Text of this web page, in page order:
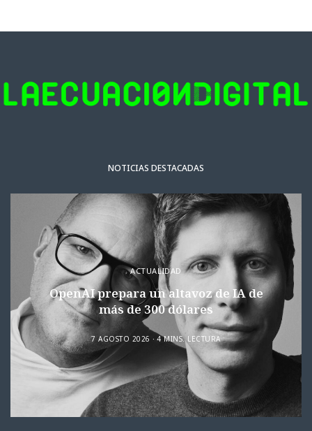
NOTICIAS DESTACADAS
ACTUALIDAD
OpenAI prepara un altavoz de IA de
más de 300 dólares
7 AGOSTO 2026 4 MINS. LECTURA